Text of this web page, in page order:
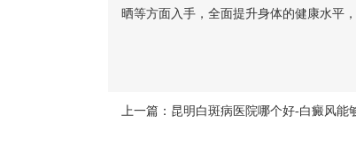
晒等方面入手，全面提升身体的健康水平
上一篇： 昆明白斑病医院哪个好-白癜风能